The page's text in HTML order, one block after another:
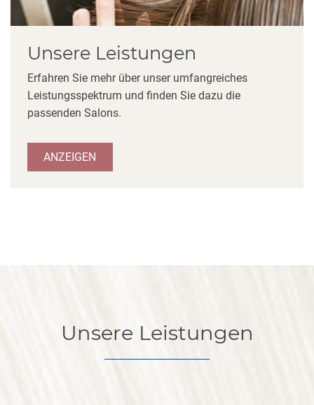
Unsere Leistungen
Erfahren Sie mehr über unser umfangreiches
Leistungsspektrum und finden Sie dazu die
passenden Salons.
ANZEIGEN
Unsere Leistungen